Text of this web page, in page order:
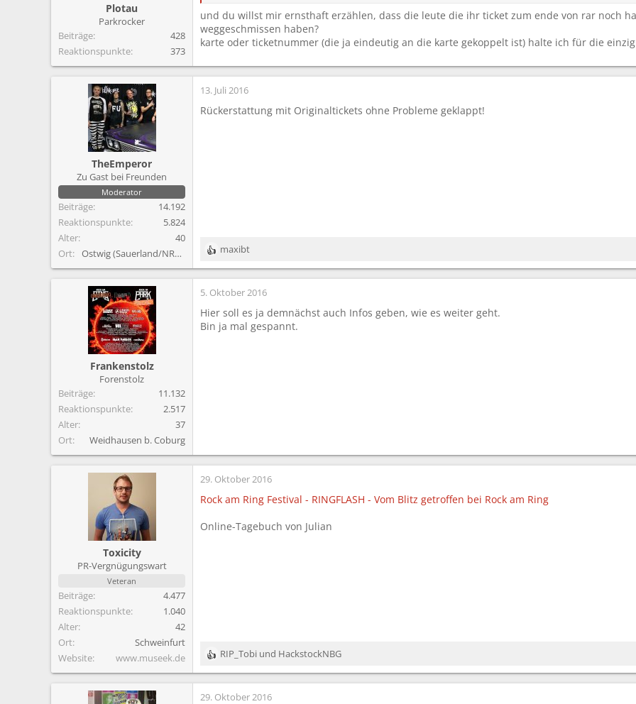
Plotau
Parkrocker
Beiträge
428
Reaktionspunkte
373
und du willst mir ernsthaft erzählen, dass die leute die ihr ticket zum ende von rar noch
weggeschmissen haben?
karte oder ticketnummer (die ja eindeutig an die karte gekoppelt ist) halte ich für die
TheEmperor
Zu Gast bei Freunden
Moderator
Beiträge
14.192
Reaktionspunkte
5.824
Alter
40
Ort
Ostwig (Sauerland/NRW)
13. Juli 2016
Rückerstattung mit Originaltickets ohne Probleme geklappt!
R
e
a
k
i
o
maxibt
Frankenstolz
Forenstolz
Beiträge
11.132
Reaktionspunkte
2.517
Alter
37
Ort
Weidhausen b. Coburg
5. Oktober 2016
Hier soll es ja demnächst auch Infos geben, wie es weiter geht.
Bin ja mal gespannt.
Toxicity
PR-Vergnügungswart
Veteran
Beiträge
4.477
Reaktionspunkte
1.040
Alter
42
Ort
Schweinfurt
Website
www.museek.de
29. Oktober 2016
Rock am Ring Festival - RINGFLASH - Vom Blitz getroffen bei Rock am Ring
Online-Tagebuch von Julian
R
e
a
k
RIP_Tobi und HackstockNBG
29. Oktober 2016